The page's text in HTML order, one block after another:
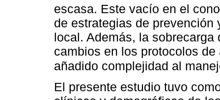
escasa. Este vacío en el
de estrategias de
local. Además, la
cambios en los protocolos
añadido complejidad al
El presente estudio tuvo